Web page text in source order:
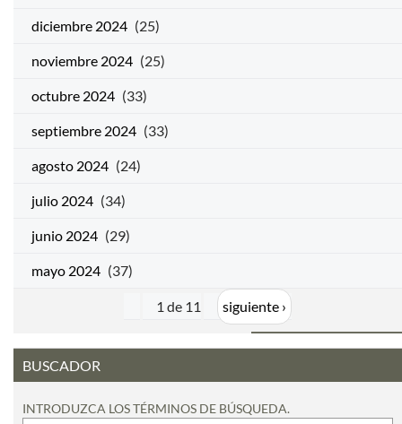
diciembre 2024 (25)
noviembre 2024 (25)
octubre 2024 (33)
septiembre 2024 (33)
agosto 2024 (24)
julio 2024 (34)
junio 2024 (29)
mayo 2024 (37)
1 de 11 siguiente ›
BUSCADOR
INTRODUZCA LOS TÉRMINOS DE BÚSQUEDA.